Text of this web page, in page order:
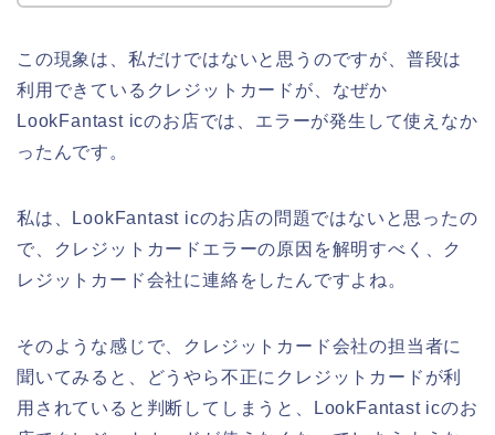
この現象は、私だけではないと思うのですが、普段は
利用できているクレジットカードが、なぜか
LookFantast icのお店では、エラーが発生して使えなか
ったんです。
私は、LookFantast icのお店の問題ではないと思ったの
で、クレジットカードエラーの原因を解明すべく、ク
レジットカード会社に連絡をしたんですよね。
そのような感じで、クレジットカード会社の担当者に
聞いてみると、どうやら不正にクレジットカードが利
用されていると判断してしまうと、LookFantast icのお